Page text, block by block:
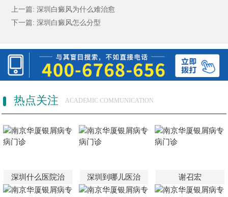
上一篇: 深圳白癜风为什么难治愈
下一篇: 深圳白癜风怎么分型
热点关注 ACADEMIC COMMUNICATION
深圳什么医院治 深圳到哪儿医治 谢召宏